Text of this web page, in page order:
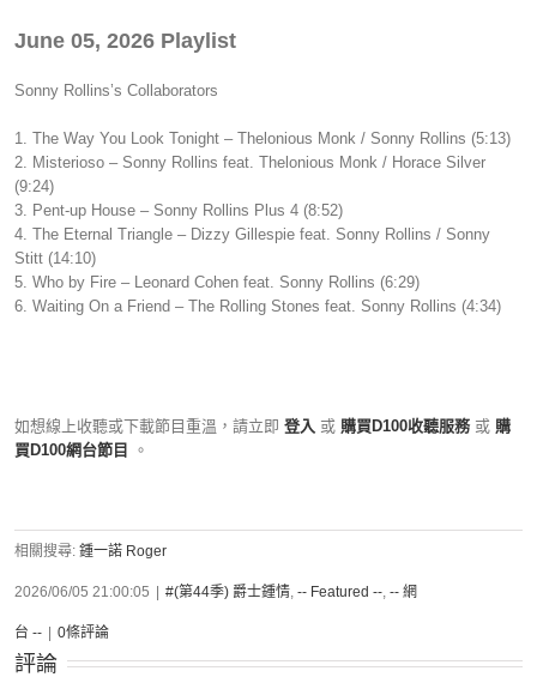
June 05, 2026 Playlist
Sonny Rollins’s Collaborators
1. The Way You Look Tonight – Thelonious Monk / Sonny Rollins (5:13)
2. Misterioso – Sonny Rollins feat. Thelonious Monk / Horace Silver
(9:24)
3. Pent-up House – Sonny Rollins Plus 4 (8:52)
4. The Eternal Triangle – Dizzy Gillespie feat. Sonny Rollins / Sonny
Stitt (14:10)
5. Who by Fire – Leonard Cohen feat. Sonny Rollins (6:29)
6. Waiting On a Friend – The Rolling Stones feat. Sonny Rollins (4:34)
如想線上收聽或下載節目重溫，請立即 登入 或 購買D100收聽服務 或 購
買D100網台節目
。
相關搜尋: 鍾一諾 Roger
2026/06/05 21:00:05 #(第44季) 爵士鍾情, -- Featured --, -- 網
台 -- 0條評論
評論